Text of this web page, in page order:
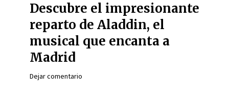
Descubre el impresionante
reparto de Aladdin, el
musical que encanta a
Madrid
Dejar comentario